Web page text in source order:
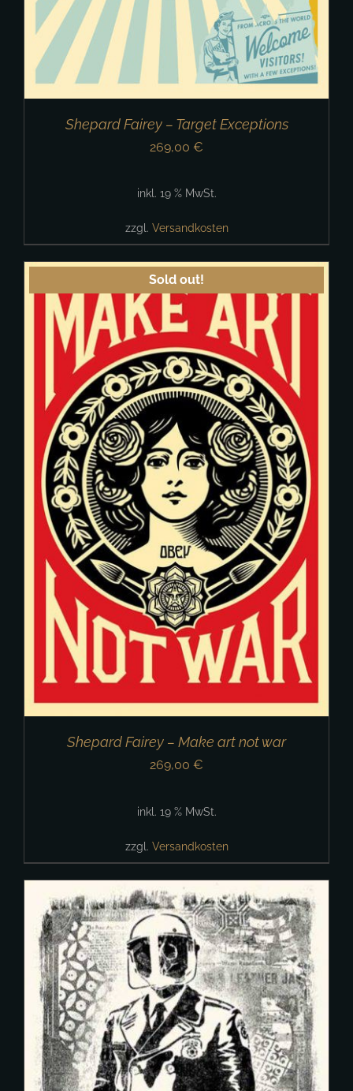
Shepard Fairey – Target Exceptions
269,00 €
inkl. 19 % MwSt.
zzgl. Versandkosten
Sold out!
Shepard Fairey – Make art not war
269,00 €
inkl. 19 % MwSt.
zzgl. Versandkosten